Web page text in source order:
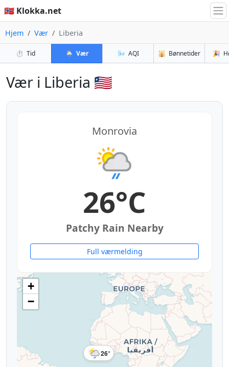
🇳🇴 Klokka.net
Hjem Vær Liberia
⏱️ Tid 🌦️ Vær 🌬️ AQI 🕌 Bønnetider 🎉
Vær i Liberia 🇱🇷
Monrovia
26°C
Patchy Rain Nearby
Full værmelding
26°
+
−